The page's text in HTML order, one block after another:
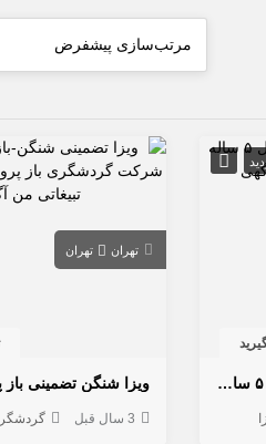
اخذ ویزای توریستی مولتی پل ۵ ساله کانادا
تهران تهران
ویزا شنگن تضمینی باز
3 سال قبل